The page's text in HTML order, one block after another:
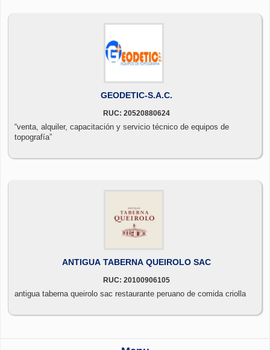
GEODETIC-S.A.C.
RUC: 20520880624
“venta, alquiler, capacitación y servicio técnico de equipos de
topografía”
ANTIGUA TABERNA QUEIROLO SAC
RUC: 20100906105
antigua taberna queirolo sac restaurante peruano de comida criolla